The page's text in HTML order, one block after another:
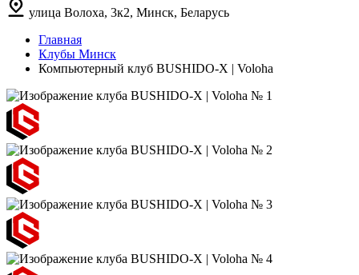
улица Волоха, 3к2, Минск, Беларусь
Главная
Клубы Минск
Компьютерный клуб BUSHIDO-X | Voloha